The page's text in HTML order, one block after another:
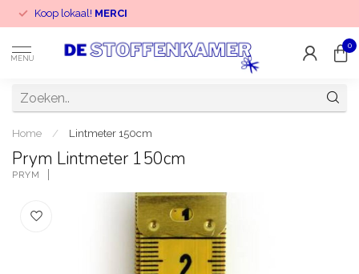
Koop lokaal! MERCI
MENU
0
Home / Lintmeter 150cm
Prym Lintmeter 150cm
PRYM